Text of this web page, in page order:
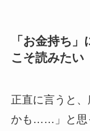
「お金持ち
こそ読みたい
正直に言うと
かも……」と思